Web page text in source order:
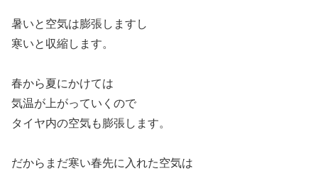
暑いと空気は膨張しますし
寒いと収縮します。
春から夏にかけては
気温が上がっていくので
タイヤ内の空気も膨張します。
だからまだ寒い春先に入れた空気は